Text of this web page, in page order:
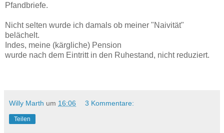
Pfandbriefe.
Nicht selten wurde ich damals ob meiner "Naivität"
belächelt.
Indes, meine (kärgliche) Pension
wurde nach dem Eintritt in den Ruhestand, nicht reduziert.
Willy Marth um 16:06 3 Kommentare:
Teilen